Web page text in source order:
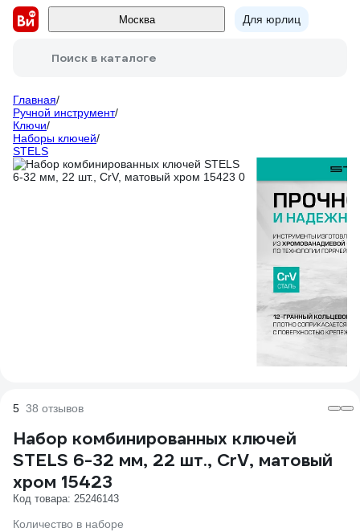
Москва Для юрлиц
Поиск в каталоге
Главная/
Ручной инструмент/
Ключи/
Наборы ключей/
STELS
5 38 отзывов
Набор комбинированных ключей
STELS 6-32 мм, 22 шт., CrV, матовый
хром 15423
Код товара: 25246143
Количество в наборе